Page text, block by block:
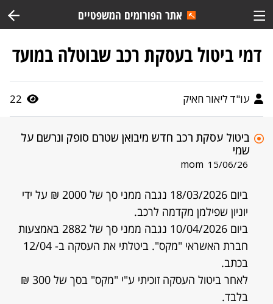
אתר הפורומים המשפטיים
דמי ביטול בעסקת רכב שבוטלה במועד
עו"ד ליאור חאיק 22
ביטול עסקת רכב חדש מיבואן שטרם סופק ונרשם על
שמי
mom 15/06/26
ביום 18/03/2026 נגבה ממני סך של 2000 ₪ על ידי
יוניון שפילמן מקדמה לרכב.
ביום 10/04/2026 נגבה ממני סך של 2882 באמצעות
חברת האשראי "מקס". ביטלתי את העסקה ב- 12/04
בכתב.
לאחר ביטול העסקה זוכיתי ע"י "מקס" בסך של 300 ₪
בלבד.